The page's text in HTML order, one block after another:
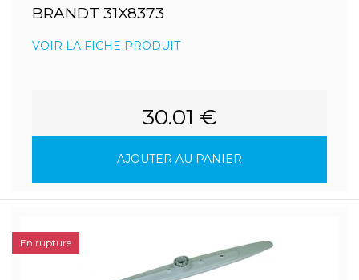
BRANDT 31X8373
VOIR LA FICHE PRODUIT
30.01 €
AJOUTER AU PANIER
En rupture